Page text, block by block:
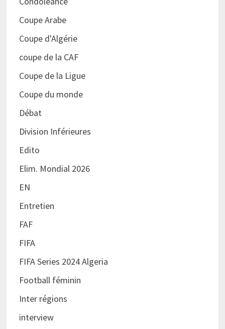
Coupe Arabe
Coupe d'Algérie
coupe de la CAF
Coupe de la Ligue
Coupe du monde
Débat
Division Inférieures
Edito
Elim. Mondial 2026
EN
Entretien
FAF
FIFA
FIFA Series 2024 Algeria
Football féminin
Inter régions
interview